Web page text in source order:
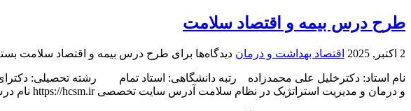
طرح درس بیمه و اقتصاد سلامت
2 اکتبر, 2025 اقتصاد بهداشت و درمان دیدگاه‌ها برای طرح درس بیمه و اقتصاد سلامت
نام استاد: دکترخلیل علی محمدزاده رتبه دانشگاهی: استاد تمام رشته تحصیلی:
و درمان و مدیریت استراتژیک در نظام سلامت آدرس سایت تخصصی https://hcsm.ir نام درس: اقتصاد بهداشت و درمان نوع درس: نظری تعداد ...